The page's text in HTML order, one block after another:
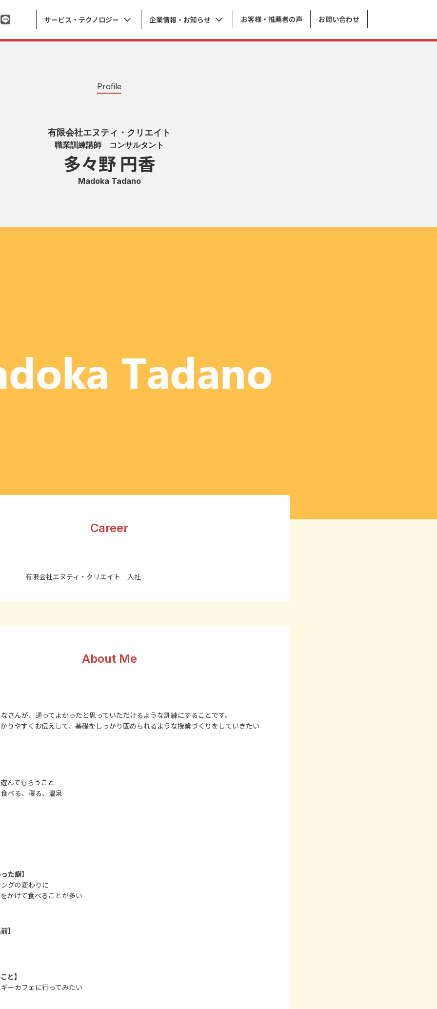
サービス・テクノロジー 企業情報・お知らせ お客様・推薦者の声 お問い合わせ
経営理念策定
問題解決会議
人事制度
耳寄り情報
職業訓練 TOPICS
活動ブログ
Profile
有限会社エヌティ・クリエイト
職業訓練講師 コンサルタント
多々野 円香
Madoka Tadano
Career
有限会社エヌティ・クリエイト 入社
About Me
さんが、通ってよかったと思っていただけるような訓練にすることです。
りやすくお伝えして、基礎をしっかり固められるような授業づくりをしていきたい
んでもらうこと
べる、寝る、温泉
た癖】
グの変わりに
かけて食べることが多い
】
と】
ーカフェに行ってみたい